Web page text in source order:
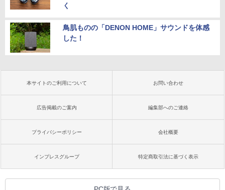
く
鳥肌ものの「DENON HOME」サウンドを体感
した！
本サイトのご利用について お問い合わせ
広告掲載のご案内 編集部へのご連絡
プライバシーポリシー 会社概要
インプレスグループ 特定商取引法に基づく表示